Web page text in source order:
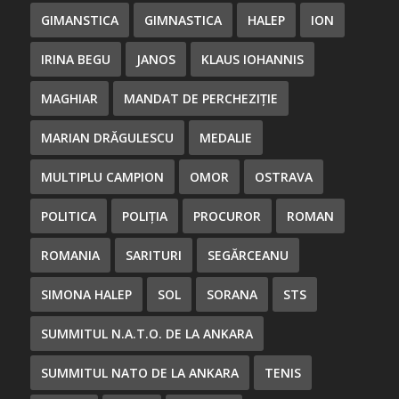
GIMANSTICA GIMNASTICA HALEP ION
IRINA BEGU JANOS KLAUS IOHANNIS
MAGHIAR MANDAT DE PERCHEZIȚIE
MARIAN DRĂGULESCU MEDALIE
MULTIPLU CAMPION OMOR OSTRAVA
POLITICA POLIȚIA PROCUROR ROMAN
ROMANIA SARITURI SEGĂRCEANU
SIMONA HALEP SOL SORANA STS
SUMMITUL N.A.T.O. DE LA ANKARA
SUMMITUL NATO DE LA ANKARA TENIS